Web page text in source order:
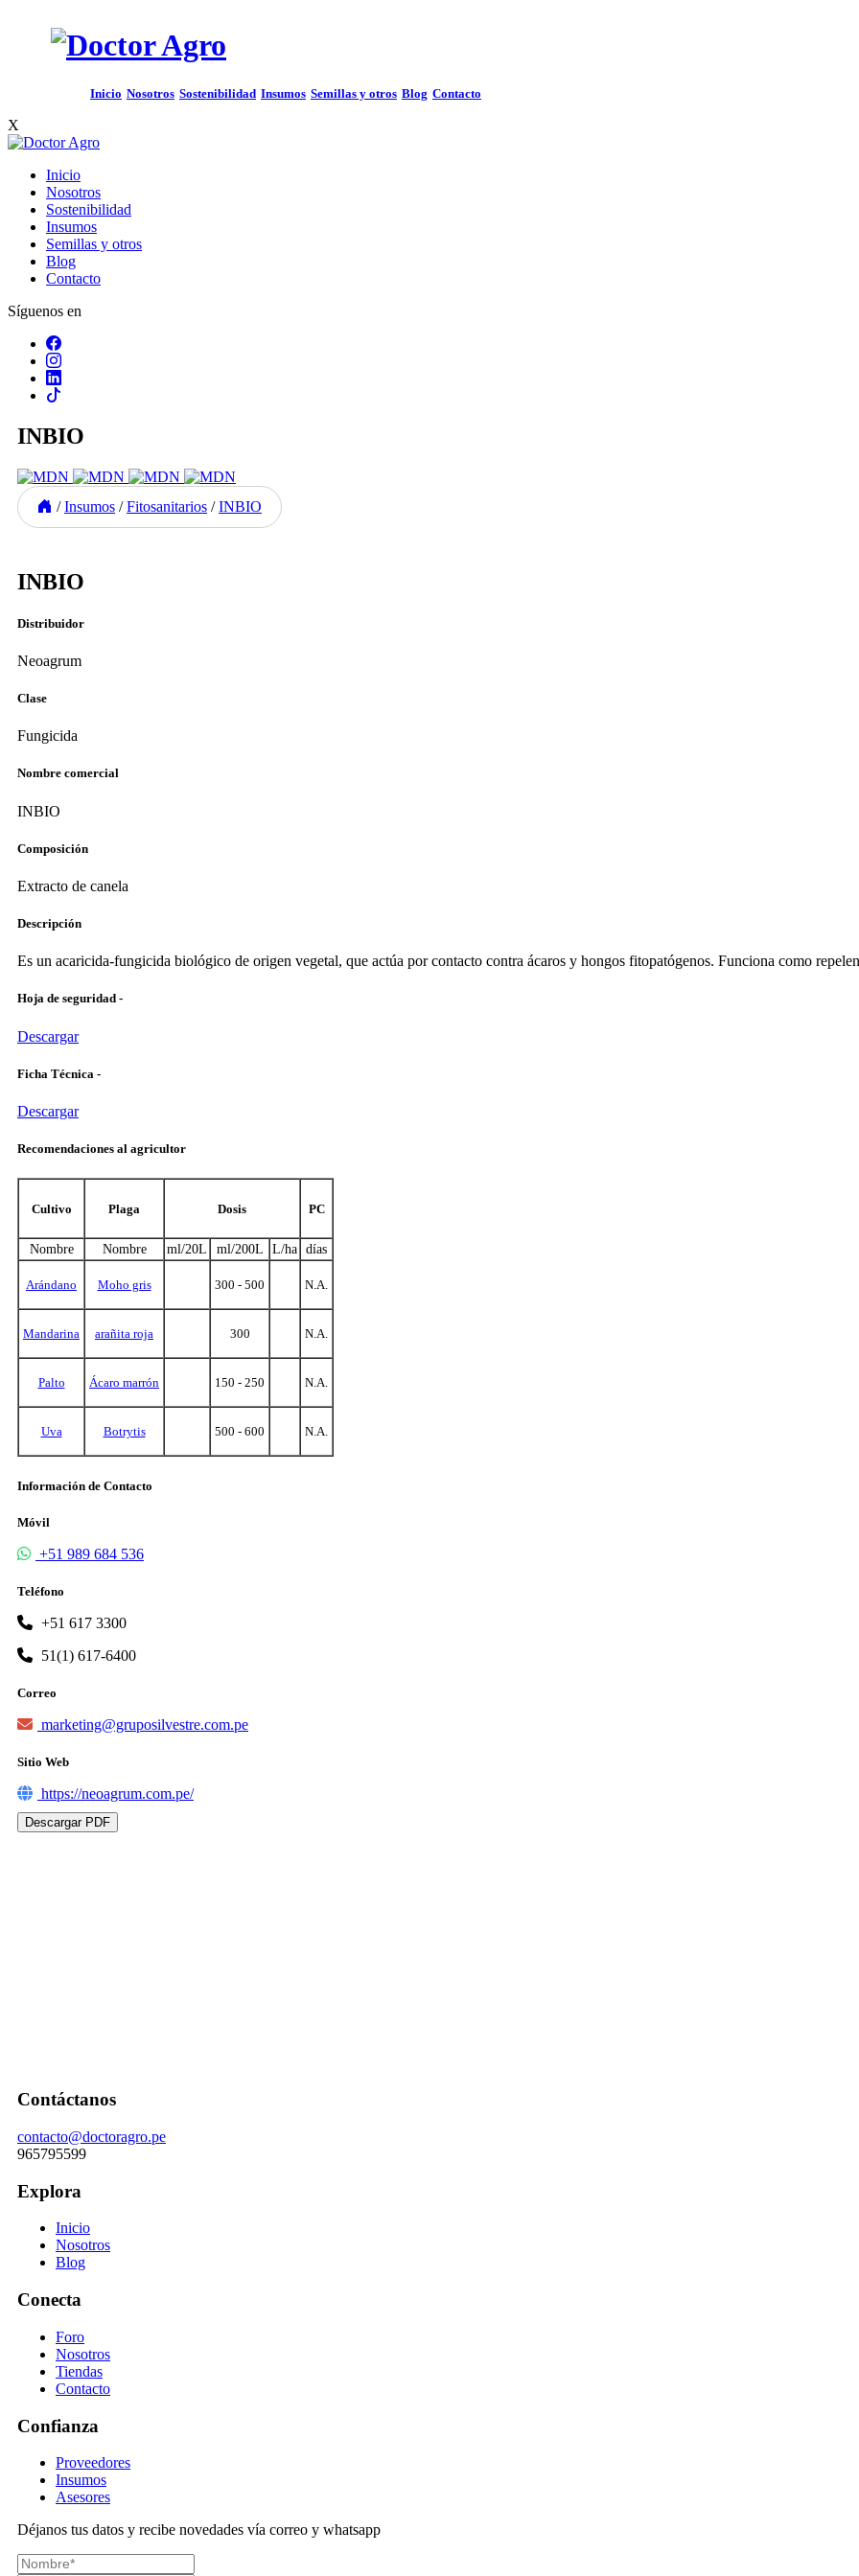
Inicio Nosotros Sostenibilidad Insumos Semillas y otros Blog Contacto
X
Inicio
Nosotros
Sostenibilidad
Insumos
Semillas y otros
Blog
Contacto
Síguenos en
INBIO
/ Insumos / Fitosanitarios / INBIO
INBIO
Distribuidor
Neoagrum
Clase
Fungicida
Nombre comercial
INBIO
Composición
Extracto de canela
Descripción
Es un acaricida-fungicida biológico de origen vegetal, que actúa por contacto contra ácaros y hongos fitopatógenos. Funciona como
Hoja de seguridad -
Descargar
Ficha Técnica -
Descargar
Recomendaciones al agricultor
Cultivo Plaga Dosis PC
Nombre Nombre ml/20L ml/200L L/ha días
Arándano Moho gris 300 - 500 N.A.
Mandarina arañita roja 300 N.A.
Palto Ácaro marrón 150 - 250 N.A.
Uva Botrytis 500 - 600 N.A.
Información de Contacto
Móvil
+51 989 684 536
Teléfono
+51 617 3300
51(1) 617-6400
Correo
marketing@gruposilvestre.com.pe
Sitio Web
https://neoagrum.com.pe/
Descargar PDF
Contáctanos
contacto@doctoragro.pe
965795599
Explora
Inicio
Nosotros
Blog
Conecta
Foro
Nosotros
Tiendas
Contacto
Confianza
Proveedores
Insumos
Asesores
Déjanos tus datos y recibe novedades vía correo y whatsapp